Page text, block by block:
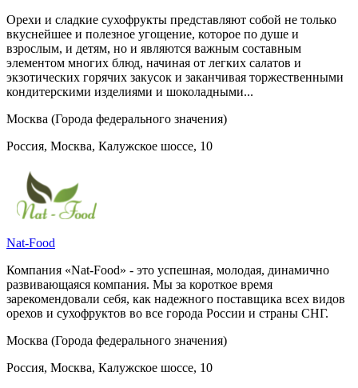
Орехи и сладкие сухофрукты представляют собой не только
вкуснейшее и полезное угощение, которое по душе и
взрослым, и детям, но и являются важным составным
элементом многих блюд, начиная от легких салатов и
экзотических горячих закусок и заканчивая торжественными
кондитерскими изделиями и шоколадными...
Москва (Города федерального значения)
Россия, Москва, Калужское шоссе, 10
Nat-Food
Компания «Nat-Food» - это успешная, молодая, динамично
развивающаяся компания. Мы за короткое время
зарекомендовали себя, как надежного поставщика всех видов
орехов и сухофруктов во все города России и страны СНГ.
Москва (Города федерального значения)
Россия, Москва, Калужское шоссе, 10